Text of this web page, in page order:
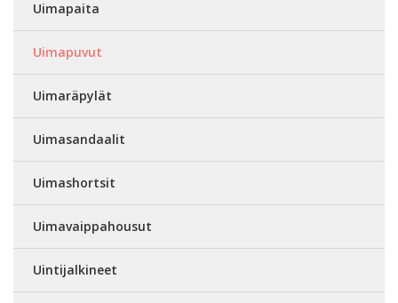
Uimapaita
Uimapuvut
Uimaräpylät
Uimasandaalit
Uimashortsit
Uimavaippahousut
Uintijalkineet